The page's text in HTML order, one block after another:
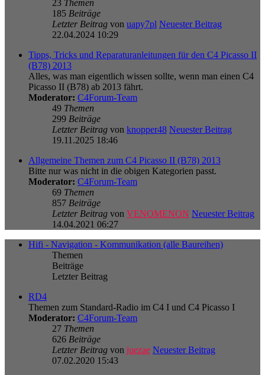
23 Themen
185 Beiträge
Letzter Beitrag von uapy7pl Neuester Beitrag
22.04.2024 10:29
Tipps, Tricks und Reparaturanleitungen für den C4 Picasso II
(B78) 2013
Alles, was man eigentlich wissen sollte, wenn man einen C4
Picasso II (B78) ab 2013 fährt.
Moderator: C4Forum-Team
49 Themen
299 Beiträge
Letzter Beitrag von knopper48 Neuester Beitrag
19.11.2025 18:46
Allgemeine Themen zum C4 Picasso II (B78) 2013
Bitte nur was nicht in die obigen Kategorien passt.
Moderator: C4Forum-Team
69 Themen
857 Beiträge
Letzter Beitrag von VENOMENON Neuester Beitrag
14.04.2021 06:27
Hifi - Navigation - Kommunikation (alle Baureihen)
Themen
Beiträge
Letzter Beitrag
RD4
Themen zum Standard-Radio im C4 I und C4 Picasso I
Moderator: C4Forum-Team
27 Themen
626 Beiträge
Letzter Beitrag von juezae Neuester Beitrag
07.02.2020 15:43